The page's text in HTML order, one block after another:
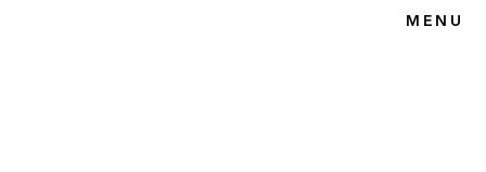
MENU